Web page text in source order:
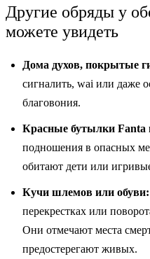
Другие обряды у
можете увидеть
Дома духов, покрытые
сигналить, wai или даже
благовония.
Красные бутылки Fanta
подношения в опасных
обитают дети или
Кучи шлемов или обуви:
перекрестках или
Они отмечают места
предостерегают живых.